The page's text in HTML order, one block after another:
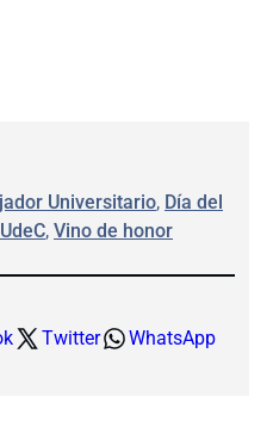
Universitario, Día del
, Vino de honor
Twitter WhatsApp